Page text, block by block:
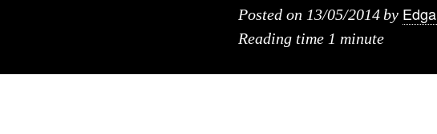
Posted on 13/05/2014by
Reading time 1 minute